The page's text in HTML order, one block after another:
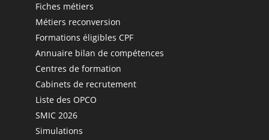
Fiches métiers
Métiers reconversion
Formations éligibles CPF
Annuaire bilan de compétences
Centres de formation
Cabinets de recrutement
Liste des OPCO
SMIC 2026
Simulations